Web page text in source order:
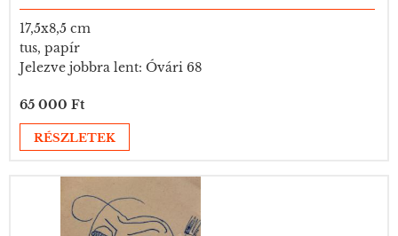
17,5x8,5 cm
tus, papír
Jelezve jobbra lent: Óvári 68
65 000 Ft
RÉSZLETEK